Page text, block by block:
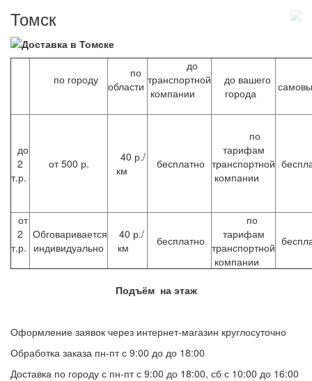
Томск
по городу
по
области
до
транспортной
компании
до вашего
города
до
2
т.р.
от 500 р.
40 р./
км
бесплатно
по
тарифам
транспортной
компании
от
2
т.р.
Обговаривается
индивидуально
40 р./
км
бесплатно
по
тарифам
транспортной
компании
Подъём на этаж
Оформление заявок через интернет-магазин круглосуточно
Обработка заказа пн-пт с 9:00 до до 18:00
Доставка по городу с пн-пт с 9:00 до 18:00, сб с 10:00 до 16:00